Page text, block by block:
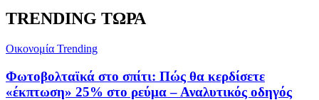
TRENDING ΤΩΡΑ
Oικονομία Trending
Φωτοβολταϊκά στο σπίτι: Πώς θα κερδίσετε
«έκπτωση» 25% στο ρεύμα – Αναλυτικός οδηγός